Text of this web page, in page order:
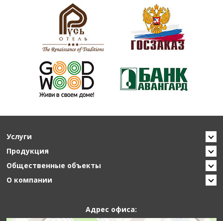
Услуги
Продукция
Общественные объекты
О компании
Адрес офиса: